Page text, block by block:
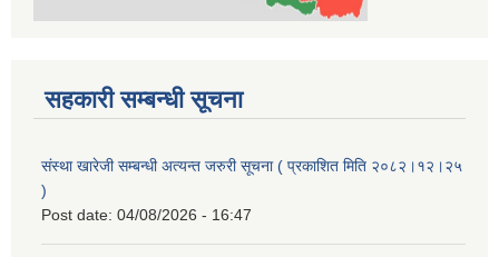
सहकारी सम्बन्धी सूचना
संस्था खारेजी सम्बन्धी अत्यन्त जरुरी सूचना ( प्रकाशित मिति २०८२।१२।२५
)
Post date: 04/08/2026 - 16:47